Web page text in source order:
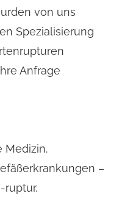
von uns
Spezialisierung
Anfrage
Medizin.
–
ruptur.